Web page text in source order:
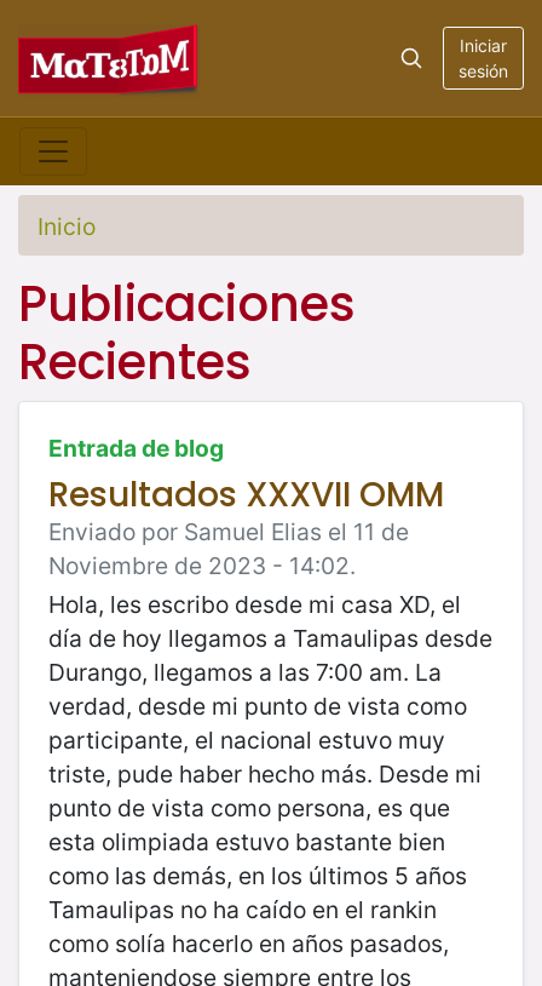
Iniciar
sesión
Inicio
Publicaciones
Recientes
Entrada de blog
Resultados XXXVII OMM
Enviado por Samuel Elias el 11 de
Noviembre de 2023 - 14:02.
Hola, les escribo desde mi casa XD, el
día de hoy llegamos a Tamaulipas desde
Durango, llegamos a las 7:00 am. La
verdad, desde mi punto de vista como
participante, el nacional estuvo muy
triste, pude haber hecho más. Desde mi
punto de vista como persona, es que
esta olimpiada estuvo bastante bien
como las demás, en los últimos 5 años
Tamaulipas no ha caído en el rankin
como solía hacerlo en años pasados,
manteniendose siempre entre los